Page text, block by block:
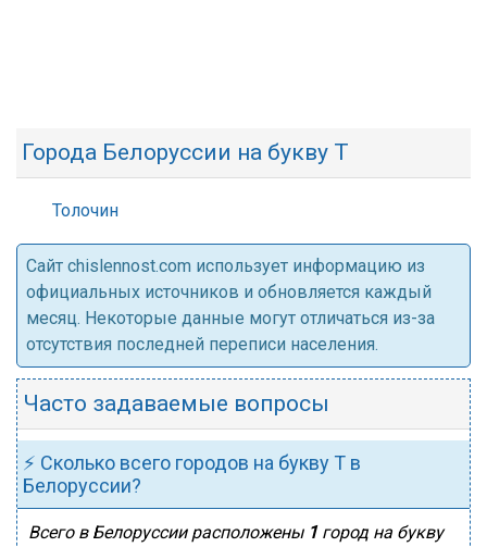
Города Белоруссии на букву Т
Толочин
Cайт chislennost.com использует информацию из
официальных источников и обновляется каждый
месяц. Некоторые данные могут отличаться из-за
отсутствия последней переписи населения.
Часто задаваемые вопросы
⚡ Сколько всего городов на букву Т в
Белоруссии?
Всего в Белоруссии расположены 1город на букву